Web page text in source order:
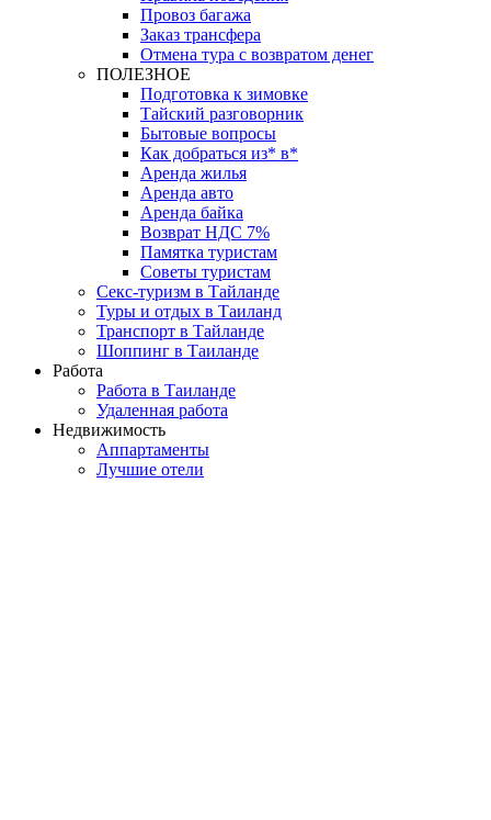
Провоз багажа
Заказ трансфера
Отмена тура с возвратом денег
ПОЛЕЗНОЕ
Подготовка к зимовке
Тайский разговорник
Бытовые вопросы
Как добраться из* в*
Аренда жилья
Аренда авто
Аренда байка
Возврат НДС 7%
Памятка туристам
Советы туристам
Секс-туризм в Тайланде
Туры и отдых в Таиланд
Транспорт в Тайланде
Шоппинг в Таиланде
Работа
Работа в Таиланде
Удаленная работа
Недвижимость
Аппартаменты
Лучшие отели